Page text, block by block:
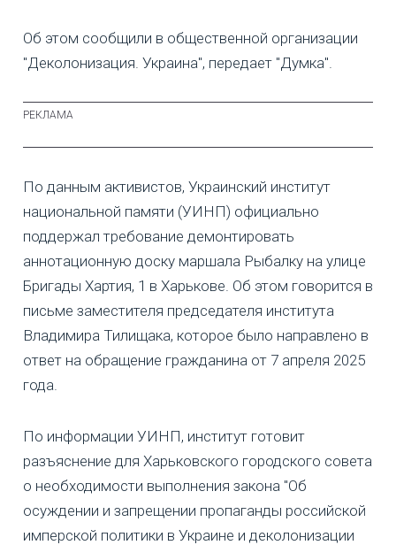
Об этом сообщили в общественной организации
"Деколонизация. Украина", передает "Думка".
По данным активистов, Украинский институт
национальной памяти (УИНП) официально
поддержал требование демонтировать
аннотационную доску маршала Рыбалку на улице
Бригады Хартия, 1 в Харькове. Об этом говорится в
письме заместителя председателя института
Владимира Тилищака, которое было направлено в
ответ на обращение гражданина от 7 апреля 2025
года.
По информации УИНП, институт готовит
разъяснение для Харьковского городского совета
о необходимости выполнения закона "Об
осуждении и запрещении пропаганды российской
имперской политики в Украине и деколонизации